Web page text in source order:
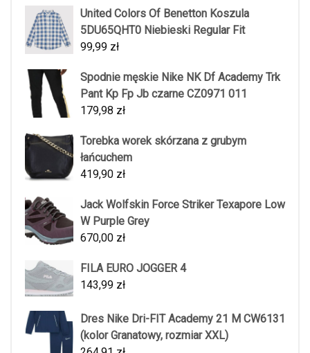
United Colors Of Benetton Koszula
5DU65QHT0 Niebieski Regular Fit
99,99 zł
Spodnie męskie Nike NK Df Academy Trk
Pant Kp Fp Jb czarne CZ0971 011
179,98 zł
Torebka worek skórzana z grubym
łańcuchem
419,90 zł
Jack Wolfskin Force Striker Texapore Low
W Purple Grey
670,00 zł
FILA EURO JOGGER 4
143,99 zł
Dres Nike Dri-FIT Academy 21 M CW6131
(kolor Granatowy, rozmiar XXL)